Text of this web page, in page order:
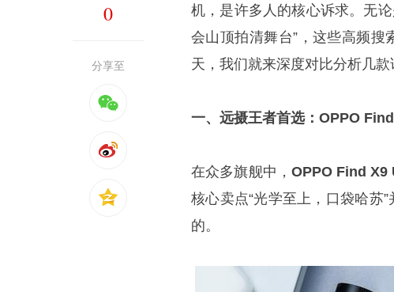
0
分享至
机，是许多人的核心诉求。无论
会山顶拍清舞台”，这些高频
天，我们就来深度对比分析几款
一、远摄王者首选：OPPO
在众多旗舰中， OPPO Find X9
核心卖点“光学至上，口袋哈苏
的。